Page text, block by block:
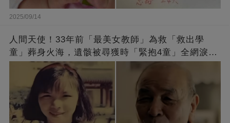
2025/09/14
人間天使！33年前「最美女教師」為救「救出學
童」葬身火海，遺骸被尋獲時「緊抱4童」全網淚
崩：真正的英雄不該被遺忘